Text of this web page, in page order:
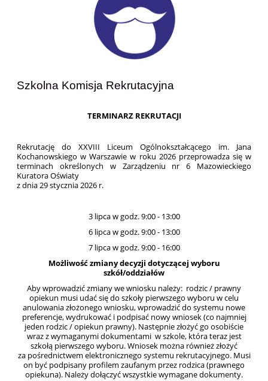
Szkolna Komisja Rekrutacyjna
TERMINARZ REKRUTACJI
Rekrutację do XXVIII Liceum Ogólnokształcącego im. Jana
Kochanowskiego w Warszawie w roku 2026 przeprowadza się w
terminach określonych w Zarządzeniu nr 6 Mazowieckiego
Kuratora Oświaty
z dnia 29 stycznia 2026 r.
3 lipca w godz. 9:00 - 13:00
6 lipca w godz. 9:00 - 13:00
7 lipca w godz. 9:00 - 16:00
Możliwość zmiany decyzji dotyczącej wyboru
szkół/oddziałów
Aby wprowadzić zmiany we wniosku należy: rodzic / prawny
opiekun musi udać się do szkoły pierwszego wyboru w celu
anulowania złożonego wniosku, wprowadzić do systemu nowe
preferencje, wydrukować i podpisać nowy wniosek (co najmniej
jeden rodzic / opiekun prawny). Następnie złożyć go osobiście
wraz z wymaganymi dokumentami w szkole, która teraz jest
szkołą pierwszego wyboru. Wniosek można również złożyć
za pośrednictwem elektronicznego systemu rekrutacyjnego. Musi
on być podpisany profilem zaufanym przez rodzica (prawnego
opiekuna). Należy dołączyć wszystkie wymagane dokumenty.